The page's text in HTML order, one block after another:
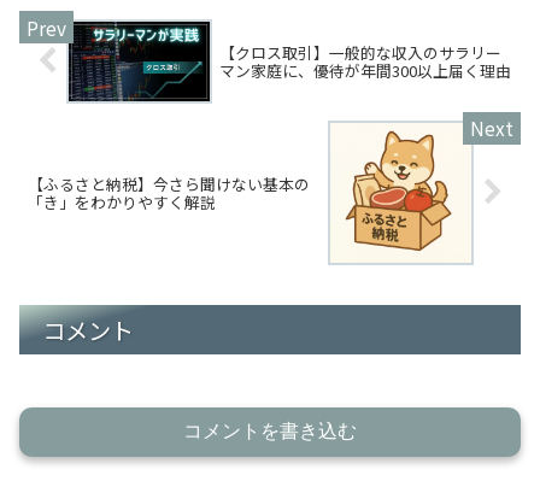
【クロス取引】一般的な収入のサラリー
マン家庭に、優待が年間300以上届く理由
【ふるさと納税】今さら聞けない基本の
「き」をわかりやすく解説
コメント
コメントを書き込む